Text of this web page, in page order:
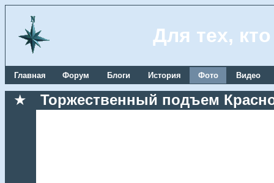
Для тех,
Главная Форум Блоги История Фото Видео
★ Торжественный подъем